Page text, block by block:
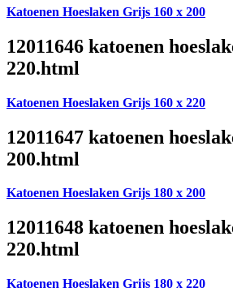
Katoenen Hoeslaken Grijs 160 x 200
12011646 katoenen
220.html
Katoenen Hoeslaken Grijs 160 x 220
12011647 katoenen
200.html
Katoenen Hoeslaken Grijs 180 x 200
12011648 katoenen
220.html
Katoenen Hoeslaken Grijs 180 x 220